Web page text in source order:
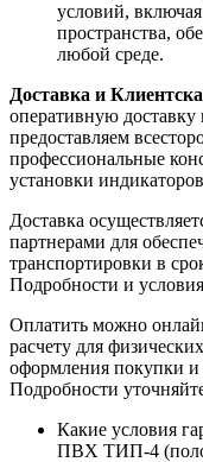
условий,
пространства,
любой среде.
Доставка и
оперативную
предоставляем
профессиональные
установки
Доставка
партнерами для
транспортировки в
Подробности и
Оплатить можно
расчету для
оформления покупки и
Подробности
Какие условия
ПВХ ТИП-4